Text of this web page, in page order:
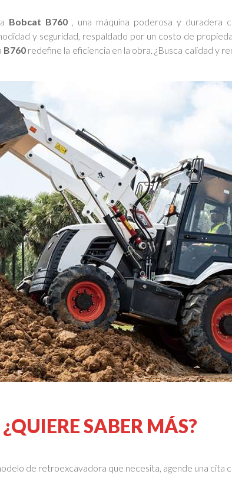
Bobcat B760 , una máquina poderosa y duradera
y seguridad, respaldado por un costo de
B760 redefine la eficiencia en la obra. ¿Busca calidad y
¿QUIERE SABER MÁS?
de retroexcavadora que necesita, agende una cita